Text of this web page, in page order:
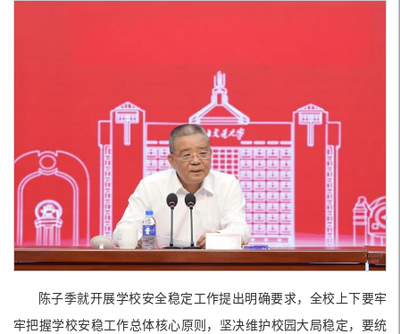
陈子季就开展学校安全稳定工作提出明确要求，全校上下要牢
牢把握学校安稳工作总体核心原则，坚决维护校园大局稳定，要统